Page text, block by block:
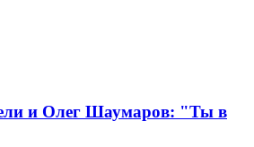
и Олег Шаумаров: "Ты в